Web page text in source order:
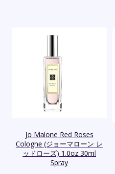
Jo Malone Red Roses
Cologne (ジョーマローン レ
ッドローズ) 1.0oz 30ml
Spray